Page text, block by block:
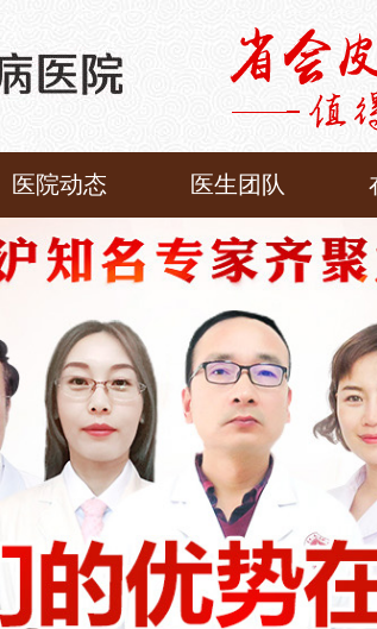
医院动态 医生团队